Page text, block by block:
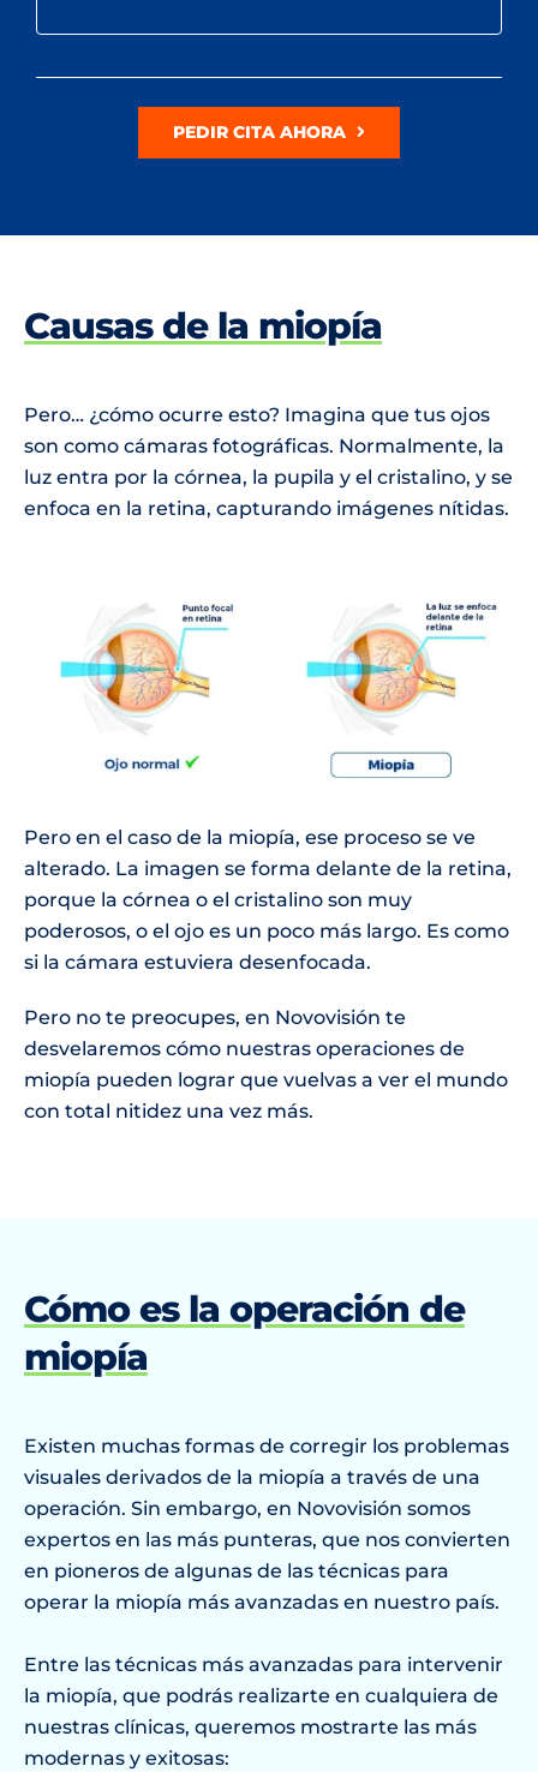
PEDIR CITA AHORA
Causas de la miopía
Pero… ¿cómo ocurre esto? Imagina que tus ojos
son como cámaras fotográficas. Normalmente, la
luz entra por la córnea, la pupila y el cristalino, y se
enfoca en la retina, capturando imágenes nítidas.
Pero en el caso de la miopía, ese proceso se ve
alterado. La imagen se forma delante de la retina,
porque la córnea o el cristalino son muy
poderosos, o el ojo es un poco más largo. Es como
si la cámara estuviera desenfocada.
Pero no te preocupes, en Novovisión te
desvelaremos cómo nuestras operaciones de
miopía pueden lograr que vuelvas a ver el mundo
con total nitidez una vez más.
Cómo es la operación de
miopía
Existen muchas formas de corregir los problemas
visuales derivados de la miopía a través de una
operación. Sin embargo, en Novovisión somos
expertos en las más punteras, que nos convierten
en pioneros de algunas de las técnicas para
operar la miopía más avanzadas en nuestro país.
Entre las técnicas más avanzadas para intervenir
la miopía, que podrás realizarte en cualquiera de
nuestras clínicas, queremos mostrarte las más
modernas y exitosas: